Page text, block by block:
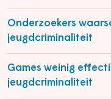
Onderzoekers
jeugdcriminaliteit
Games weinig
jeugdcriminaliteit